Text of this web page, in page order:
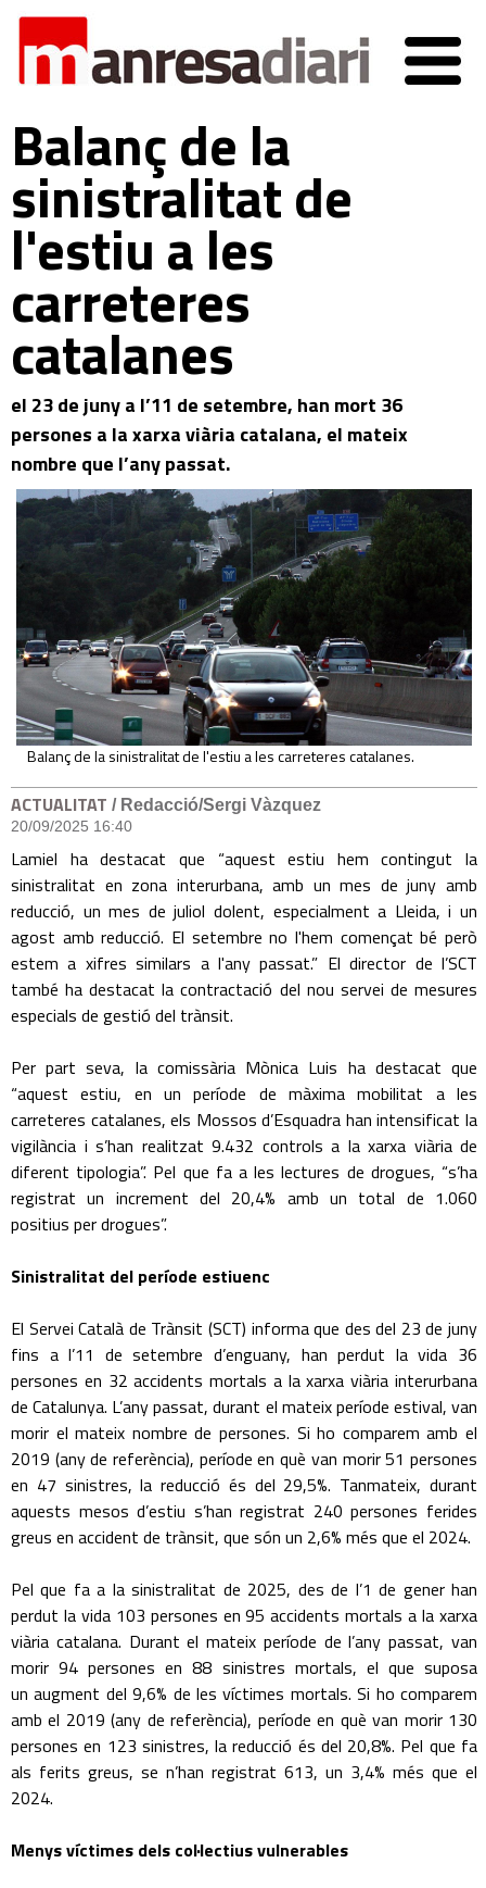
Balanç de la
sinistralitat de
l'estiu a les
carreteres
catalanes
el 23 de juny a l’11 de setembre, han mort 36
persones a la xarxa viària catalana, el mateix
nombre que l’any passat.
Balanç de la sinistralitat de l'estiu a les carreteres catalanes.
ACTUALITAT / Redacció/Sergi Vàzquez
20/09/2025 16:40
Lamiel ha destacat que “aquest estiu hem contingut la
sinistralitat en zona interurbana, amb un mes de juny amb
reducció, un mes de juliol dolent, especialment a Lleida, i un
agost amb reducció. El setembre no l'hem començat bé però
estem a xifres similars a l'any passat.” El director de l’SCT
també ha destacat la contractació del nou servei de mesures
especials de gestió del trànsit.
Per part seva, la comissària Mònica Luis ha destacat que
“aquest estiu, en un període de màxima mobilitat a les
carreteres catalanes, els Mossos d’Esquadra han intensificat la
vigilància i s’han realitzat 9.432 controls a la xarxa viària de
diferent tipologia”. Pel que fa a les lectures de drogues, “s’ha
registrat un increment del 20,4% amb un total de 1.060
positius per drogues”.
Sinistralitat del període estiuenc
El Servei Català de Trànsit (SCT) informa que des del 23 de juny
fins a l’11 de setembre d’enguany, han perdut la vida 36
persones en 32 accidents mortals a la xarxa viària interurbana
de Catalunya. L’any passat, durant el mateix període estival, van
morir el mateix nombre de persones. Si ho comparem amb el
2019 (any de referència), període en què van morir 51 persones
en 47 sinistres, la reducció és del 29,5%. Tanmateix, durant
aquests mesos d’estiu s’han registrat 240 persones ferides
greus en accident de trànsit, que són un 2,6% més que el 2024.
Pel que fa a la sinistralitat de 2025, des de l’1 de gener han
perdut la vida 103 persones en 95 accidents mortals a la xarxa
viària catalana. Durant el mateix període de l’any passat, van
morir 94 persones en 88 sinistres mortals, el que suposa
un augment del 9,6% de les víctimes mortals. Si ho comparem
amb el 2019 (any de referència), període en què van morir 130
persones en 123 sinistres, la reducció és del 20,8%. Pel que fa
als ferits greus, se n’han registrat 613, un 3,4% més que el
2024.
Menys víctimes dels col·lectius vulnerables